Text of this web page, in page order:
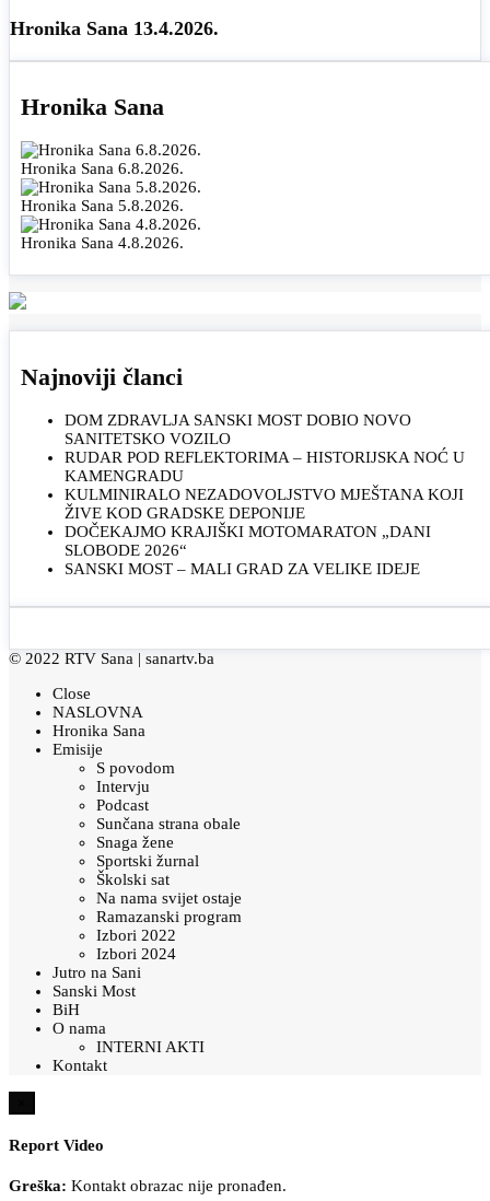
Hronika Sana 13.4.2026.
Hronika Sana
Hronika Sana 6.8.2026.
Hronika Sana 5.8.2026.
Hronika Sana 4.8.2026.
Najnoviji članci
DOM ZDRAVLJA SANSKI MOST DOBIO NOVO
SANITETSKO VOZILO
RUDAR POD REFLEKTORIMA – HISTORIJSKA NOĆ U
KAMENGRADU
KULMINIRALO NEZADOVOLJSTVO MJEŠTANA KOJI
ŽIVE KOD GRADSKE DEPONIJE
DOČEKAJMO KRAJIŠKI MOTOMARATON „DANI
SLOBODE 2026“
SANSKI MOST – MALI GRAD ZA VELIKE IDEJE
© 2022 RTV Sana | sanartv.ba
Close
NASLOVNA
Hronika Sana
Emisije
S povodom
Intervju
Podcast
Sunčana strana obale
Snaga žene
Sportski žurnal
Školski sat
Na nama svijet ostaje
Ramazanski program
Izbori 2022
Izbori 2024
Jutro na Sani
Sanski Most
BiH
O nama
INTERNI AKTI
Kontakt
Report Video
Greška: Kontakt obrazac nije pronađen.